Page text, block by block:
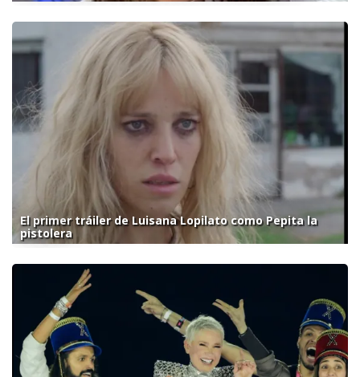
El primer tráiler de Luisana Lopilato como Pepita la
pistolera